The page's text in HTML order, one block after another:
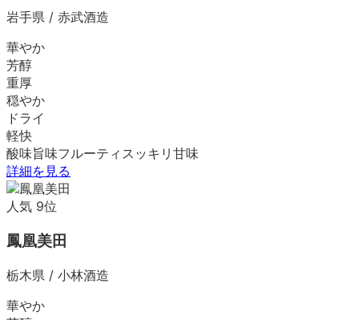
岩手県 / 赤武酒造
華やか
芳醇
重厚
穏やか
ドライ
軽快
酸味旨味フルーティ スッキリ 甘味
詳細を見る
人気 9位
鳳凰美田
栃木県 / 小林酒造
華やか